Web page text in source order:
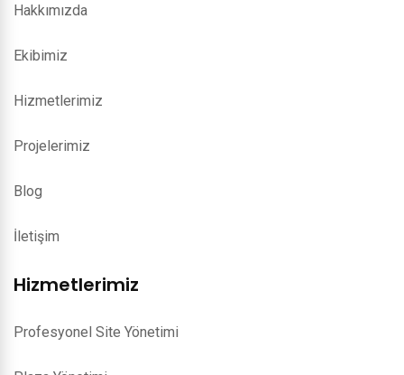
Hakkımızda
Ekibimiz
Hizmetlerimiz
Projelerimiz
Blog
İletişim
Hizmetlerimiz
Profesyonel Site Yönetimi